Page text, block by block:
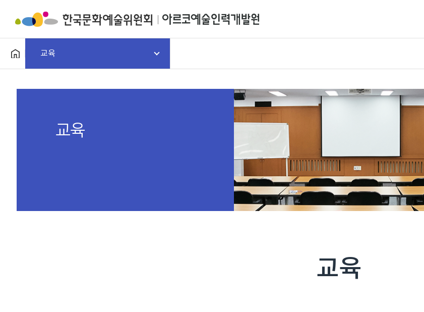
교육
교육
교육